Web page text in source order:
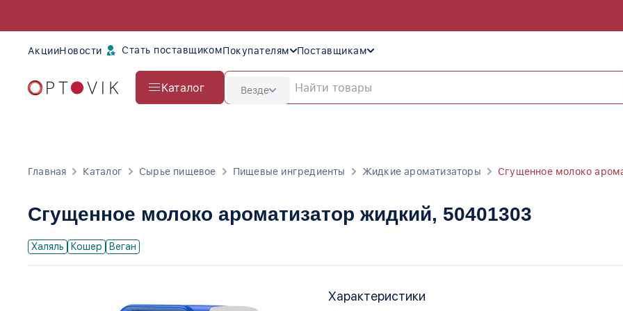
АкцииНовости Стать поставщикомПокупателям Поставщикам
Каталог Везде
Главная Каталог Сырье пищевое Пищевые ингредиенты Жидкие ароматизаторы Сгущенное молоко
Сгущенное молоко ароматизатор жидкий, 50401303
Халяль Кошер Веган
Характеристики